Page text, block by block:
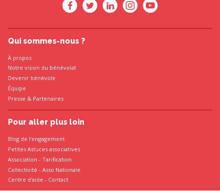
Qui sommes-nous ?
À propos
Notre vision du bénévolat
Devenir bénévole
Équipe
Presse & Partenaires
Pour aller plus loin
Blog de l'engagement
Petites Astuces associatives
Association - Tarification
Collectivité - Asso Nationale
Centre d'aide - Contact